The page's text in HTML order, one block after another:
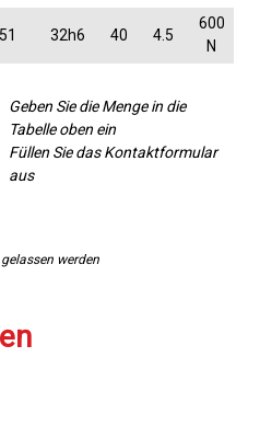
32h6 40 4.5
600
N
Geben Sie die Menge in die
Tabelle oben ein
Füllen Sie das Kontaktformular
aus
werden